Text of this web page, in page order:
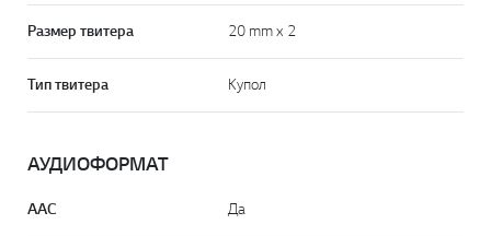
Размер твитера 20 mm x 2
Тип твитера Купол
АУДИОФОРМАТ
AAC Да